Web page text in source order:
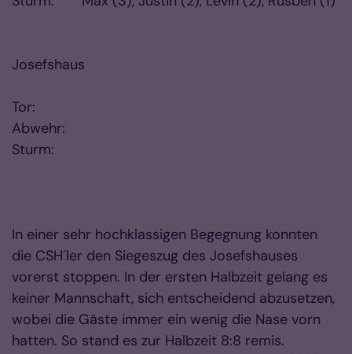
Josefshaus
Tor:
Abwehr:
Sturm:
In einer sehr hochklassigen Begegnung konnten
die CSH´ler den Siegeszug des Josefshauses
vorerst stoppen. In der ersten Halbzeit gelang es
keiner Mannschaft, sich entscheidend abzusetzen,
wobei die Gäste immer ein wenig die Nase vorn
hatten. So stand es zur Halbzeit 8:8 remis.